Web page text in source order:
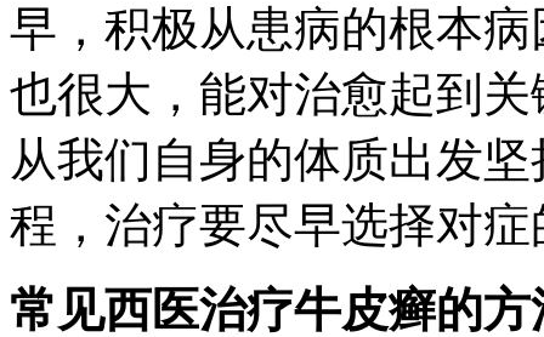
早，积极从患病的根本
也很大，能对治愈起到
从我们自身的体质出发
程，治疗要尽早选择对
常见西医治疗牛皮癣的